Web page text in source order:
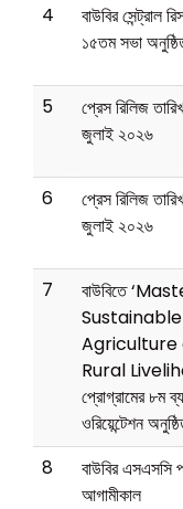
4
বাউবির সেন্ট্রাল
১৫তম সভা
5
প্রেস রিলিজ
জুলাই ২০২৬
6
প্রেস রিলিজ
জুলাই ২০২৬
7
বাউবিতে
Sustainable
Agriculture
Rural
প্রোগ্রামের ৮ম
ওরিয়েন্টেশন
8
বাউবির এসএসসি
আগামীকাল